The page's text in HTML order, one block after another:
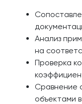
Анализ
на
Проверка
Сравнение
объектами